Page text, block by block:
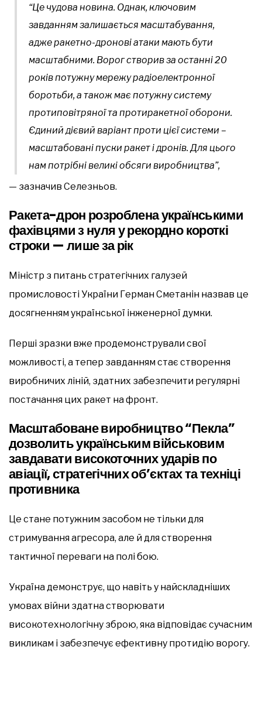
“Це чудова новина. Однак, ключовим
завданням залишається масштабування,
адже ракетно-дронові атаки мають бути
масштабними. Ворог створив за останні 20
років потужну мережу радіоелектронної
боротьби, а також має потужну систему
протиповітряної та протиракетної оборони.
Єдиний дієвий варіант проти цієї системи –
масштабовані пуски ракет і дронів. Для цього
нам потрібні великі обсяги виробництва”,
— зазначив Селезньов.
Ракета-дрон розроблена українськими
фахівцями з нуля у рекордно короткі
строки — лише за рік
Міністр з питань стратегічних галузей
промисловості України Герман Сметанін назвав це
досягненням української інженерної думки.
Перші зразки вже продемонстрували свої
можливості, а тепер завданням стає створення
виробничих ліній, здатних забезпечити регулярні
постачання цих ракет на фронт.
Масштабоване виробництво “Пекла”
дозволить українським військовим
завдавати високоточних ударів по
авіації, стратегічних об’єктах та техніці
противника
Це стане потужним засобом не тільки для
стримування агресора, але й для створення
тактичної переваги на полі бою.
Україна демонструє, що навіть у найскладніших
умовах війни здатна створювати
високотехнологічну зброю, яка відповідає сучасним
викликам і забезпечує ефективну протидію ворогу.